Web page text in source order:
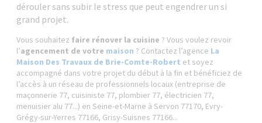
dérouler sans subir le stress que peut engendrer un si
grand projet.
Vous souhaitez faire rénover la cuisine ? Vous voulez revoir
l’agencement de votre maison ? Contactez l’agence La
Maison Des Travaux de Brie-Comte-Robert et soyez
accompagné dans votre projet du début à la fin et bénéficiez de
l’accès à un réseau de professionnels locaux (entreprise de
maçonnerie 77, cuisiniste 77, plombier 77, électricien 77,
menuisier alu 77...) en Seine-et-Marne à Servon 77170, Evry-
Grégy-sur-Yerres 77166, Grisy-Suisnes 77166...